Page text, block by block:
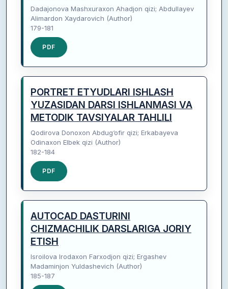
Dadajonova Mashxuraxon Ahadjon qizi; Abdullayev
Alimardon Xaydarovich (Author)
179-181
PDF
PORTRET ETYUDLARI ISHLASH
YUZASIDAN DARSI ISHLANMASI VA
METODIK TAVSIYALAR TAHLILI
Qodirova Donoxon Abdug‘ofir qizi; Erkabayeva
Odinaxon Elbek qizi (Author)
182-184
PDF
AUTOCAD DASTURINI
CHIZMACHILIK DARSLARIGA JORIY
ETISH
Isroilova Irodaxon Farxodjon qizi; Ergashev
Madaminjon Yuldashevich (Author)
185-187